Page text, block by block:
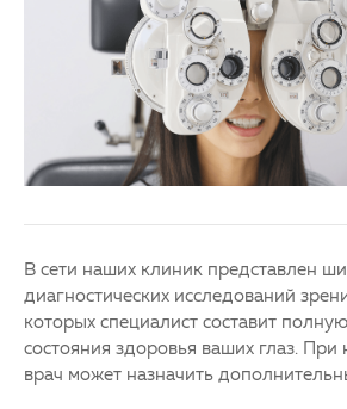
Партнерам
Клуб офтальмологов
Детская офтальмология
В сети наших клиник представлен
диагностических исследований
которых специалист составит
состояния здоровья ваших глаз. При
врач может назначить